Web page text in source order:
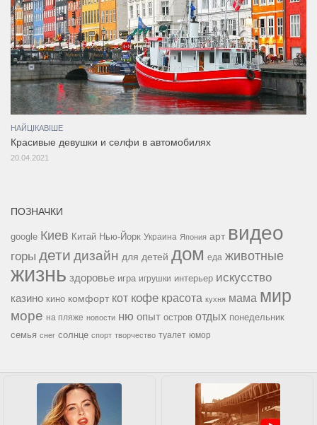
НАЙЦІКАВІШЕ
Красивые девушки и селфи в автомобилях
20.04.2021
ПОЗНАЧКИ
google Киев Китай Нью-Йорк Украина Япония арт видео
горы дети дизайн для детей дом еда животные
жизнь здоровье игра игрушки интерьер искусство
казино кино комфорт кот кофе красота кухня мама мир
море на пляже новости ню опыт остров отдых понедельник
семья снег солнце спорт творчество туалет юмор